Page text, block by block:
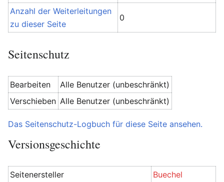
Anzahl der Weiterleitungen
zu dieser Seite
0
Seitenschutz
Bearbeiten
Alle Benutzer (unbeschränkt)
Verschieben Alle Benutzer (unbeschränkt)
Das Seitenschutz-Logbuch für diese Seite ansehen.
Versionsgeschichte
Seitenersteller
Buechel